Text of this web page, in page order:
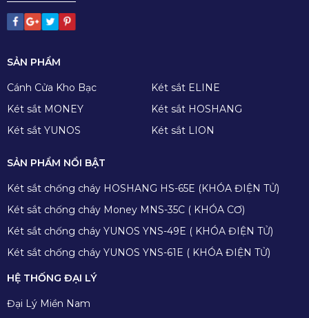
SẢN PHẨM
Cánh Cửa Kho Bạc
Két sắt ELINE
Két sắt MONEY
Két sắt HOSHANG
Két sắt YUNOS
Két sắt LION
SẢN PHẨM NỔI BẬT
Két sắt chống cháy HOSHANG HS-65E (KHÓA ĐIỆN TỬ)
Két sắt chống cháy Money MNS-35C ( KHÓA CƠ)
Két sắt chống cháy YUNOS YNS-49E ( KHÓA ĐIỆN TỬ)
Két sắt chống cháy YUNOS YNS-61E ( KHÓA ĐIỆN TỬ)
HỆ THỐNG ĐẠI LÝ
Đại Lý Miền Nam